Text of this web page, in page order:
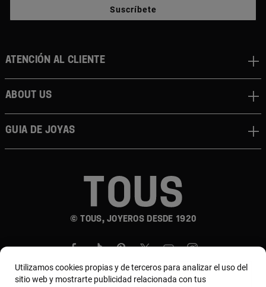
Suscríbete
© TOUS, JOYEROS DESDE 1920
Atención al cliente
About us
Guia de joyas
Utilizamos cookies propias y de terceros para analizar el uso del
sitio web y mostrarte publicidad relacionada con tus